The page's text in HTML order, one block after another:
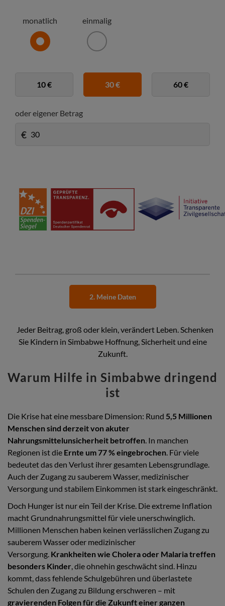
monatlich einmalig
10 € 30 € 60 €
oder eigener Betrag
€
2. Meine Daten
Jeder Beitrag, groß oder klein, verändert Leben. Schenken
Sie Kindern in Simbabwe Hoffnung, Sicherheit und eine
Zukunft.
Warum Hilfe in Simbabwe dringend
ist
Die Krise hat eine messbare Dimension: Rund 5,5 Millionen
Menschen sind derzeit von akuter
Nahrungsmittelunsicherheit betroffen . In manchen
Regionen ist die Ernte um 77 % eingebrochen . Für viele
bedeutet das den Verlust ihrer gesamten Lebensgrundlage.
Auch der Zugang zu sauberem Wasser, medizinischer
Versorgung und stabilem Einkommen ist stark eingeschränkt.
Doch Hunger ist nur ein Teil der Krise. Die extreme Inflation
macht Grundnahrungsmittel für viele unerschwinglich.
Millionen Menschen haben keinen verlässlichen Zugang zu
sauberem Wasser oder medizinischer
Versorgung. Krankheiten wie Cholera oder Malaria treffen
besonders Kinder , die ohnehin geschwächt sind. Hinzu
kommt, dass fehlende Schulgebühren und überlastete
Schulen den Zugang zu Bildung erschweren – mit
gravierenden Folgen für die Zukunft einer ganzen